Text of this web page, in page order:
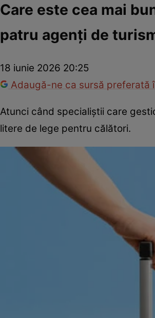
Care este cea mai
patru agenți de
18 iunie 2026 20:25
Adaugă-ne ca sursă preferată
Atunci când specialiștii care
litere de lege pentru călători.